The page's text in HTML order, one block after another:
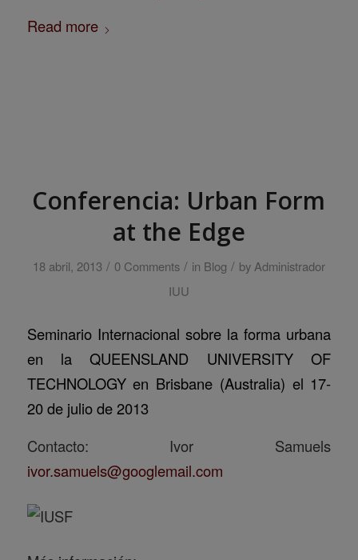
Read more
Conferencia: Urban Form
at the Edge
18 abril, 2013 / 0 Comments / in Blog / by Administrador
IUU
Seminario Internacional sobre la forma urbana
en la QUEENSLAND UNIVERSITY OF
TECHNOLOGY en Brisbane (Australia) el 17-
20 de julio de 2013
Contacto: Ivor Samuels
ivor.samuels@googlemail.com